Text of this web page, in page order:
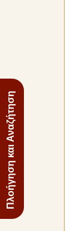
Πλοήγηση και Αναζήτηση